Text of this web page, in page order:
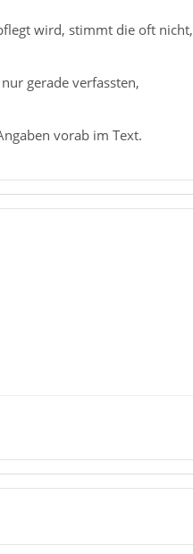
wird, stimmt die oft nicht,
gerade verfassten,
vorab im Text.